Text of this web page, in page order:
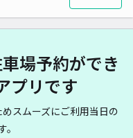
場予約ができ
プリです
スムーズにご利用当日の